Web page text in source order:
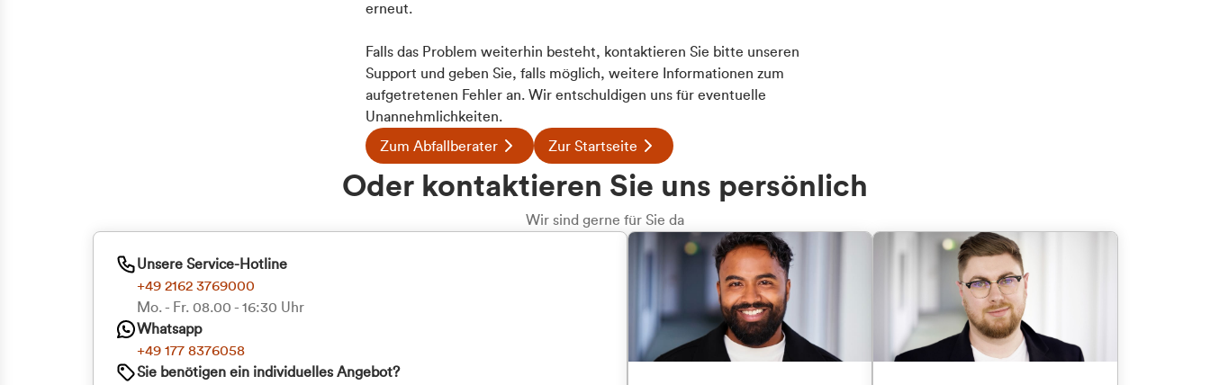
erneut.
Falls das Problem weiterhin besteht, kontaktieren Sie bitte unseren
Support und geben Sie, falls möglich, weitere Informationen zum
aufgetretenen Fehler an. Wir entschuldigen uns für eventuelle
Unannehmlichkeiten.
Zum Abfallberater Zur Startseite
Oder kontaktieren Sie uns persönlich
Wir sind gerne für Sie da
Unsere Service-Hotline
+49 2162 3769000
Mo. - Fr. 08.00 - 16:30 Uhr
Whatsapp
+49 177 8376058
Sie benötigen ein individuelles Angebot?